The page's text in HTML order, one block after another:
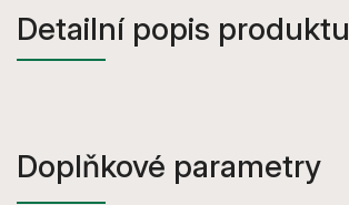
Detailní popis produktu
Doplňkové parametry